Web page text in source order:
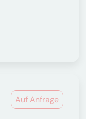
Auf Anfrage